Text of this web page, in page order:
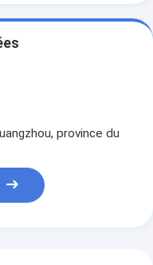
province du